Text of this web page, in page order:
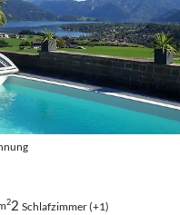
22 Schlafzimmer (+1)